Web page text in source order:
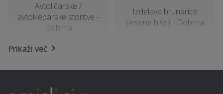
Avtoličarske /
avtokleparske storitve -
Dobrna
Izdelava brunarice
(lesene hiše) - Dobrna
Talne obloge - Dobrna
Prikaži več